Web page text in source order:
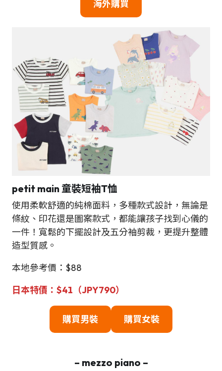
海外購買
petit main 童裝短袖T恤
使用柔軟舒適的純棉面料，多種款式設計，無論是
條紋、印花還是圖案款式，都能讓孩子找到心儀的
一件！寬鬆的下擺設計及五分袖剪裁，更提升整體
造型質感。
本地參考價：$88
日本特價：$41（JPY790）
購買男裝 購買女裝
– mezzo piano –